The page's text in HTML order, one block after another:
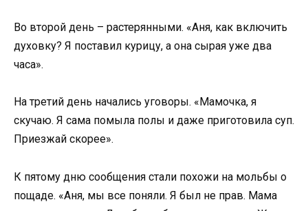
Во второй день – растерянными. «Аня, как включить
духовку? Я поставил курицу, а она сырая уже два
часа».
На третий день начались уговоры. «Мамочка, я
скучаю. Я сама помыла полы и даже приготовила суп.
Приезжай скорее».
К пятому дню сообщения стали похожи на мольбы о
пощаде. «Аня, мы все поняли. Я был не прав. Мама